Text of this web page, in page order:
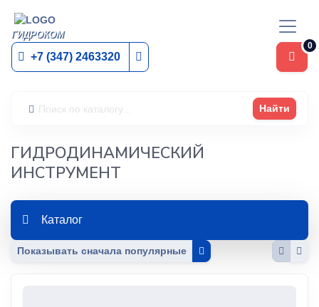
ГИДРОКОМ
+7 (347) 2463320
0
ГИДРОДИНАМИЧЕСКИЙ
ИНСТРУМЕНТ
Найти
Каталог
Показывать сначала популярные